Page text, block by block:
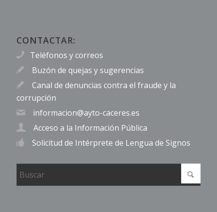
CONTACTAR:
Teléfonos y correos
Buzón de quejas y sugerencias
Canal de denuncias contra el fraude y la
corrupción
informacion@ayto-caceres.es
Acceso a la Información Pública
Solicitud de Intérprete de Lengua de Signos